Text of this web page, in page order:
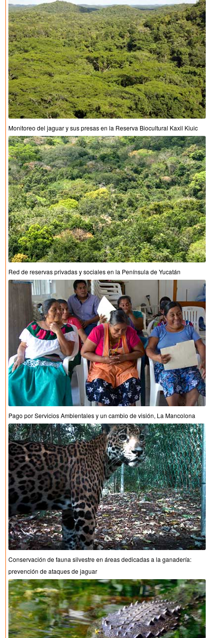
Monitoreo del jaguar y sus presas en la Reserva Biocultural Kaxil Kiuic
Red de reservas privadas y sociales en la Península de Yucatán
Pago por Servicios Ambientales y un cambio de visión, La Mancolona
Conservación de fauna silvestre en áreas dedicadas a la ganadería:
prevención de ataques de jaguar